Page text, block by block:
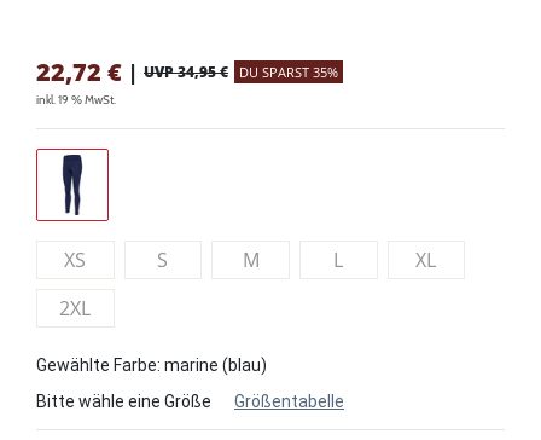
22,72 € | UVP 34,95 € DU SPARST 35%
inkl. 19 % MwSt.
XS S M L
XL
2XL
Gewählte Farbe: marine (blau)
Bitte wähle eine Größe
Größentabelle